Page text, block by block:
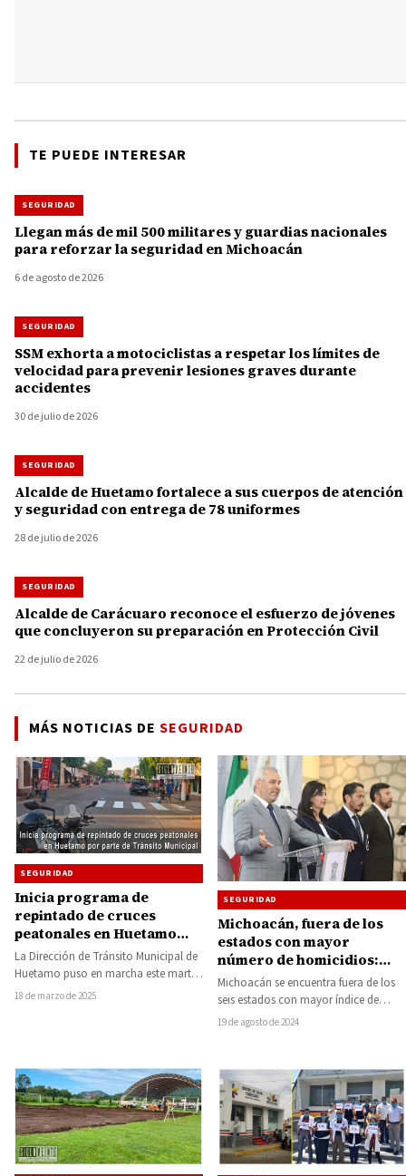
TE PUEDE INTERESAR
SEGURIDAD
Llegan más de mil 500 militares y guardias nacionales
para reforzar la seguridad en Michoacán
6 de agosto de 2026
SEGURIDAD
SSM exhorta a motociclistas a respetar los límites de
velocidad para prevenir lesiones graves durante
accidentes
30 de julio de 2026
SEGURIDAD
Alcalde de Huetamo fortalece a sus cuerpos de atención
y seguridad con entrega de 78 uniformes
28 de julio de 2026
SEGURIDAD
Alcalde de Carácuaro reconoce el esfuerzo de jóvenes
que concluyeron su preparación en Protección Civil
22 de julio de 2026
MÁS NOTICIAS DE SEGURIDAD
SEGURIDAD
Inicia programa de
repintado de cruces
peatonales en Huetamo
por parte de Tránsito
Municipal
La Dirección de Tránsito Municipal de
Huetamo puso en marcha este martes
un programa de repintura de cruces…
18 de marzo de 2025
SEGURIDAD
Michoacán, fuera de los
estados con mayor
número de homicidios:
Alfredo Ramírez Bedolla
Michoacán se encuentra fuera de los
seis estados con mayor índice de
homicidios dolosos, los cuales
19 de agosto de 2024